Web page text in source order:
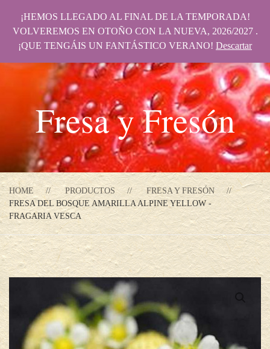
Fresa y Fresón
HOME PRODUCTOS
FRESA Y FRESÓN
FRESA DEL BOSQUE AMARILLA ALPINE YELLOW -
FRAGARIA VESCA
¡HEMOS LLEGADO AL FINAL DE LA TEMPORADA!
VOLVEREMOS EN OTOÑO CON LA NUEVA, 2026/2027 .
¡QUE TENGÁIS UN FANTÁSTICO VERANO! Descartar